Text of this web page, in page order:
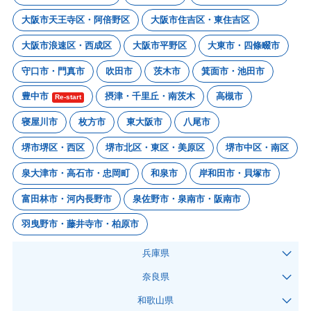
大阪市天王寺区・阿倍野区 大阪市住吉区・東住吉区
大阪市浪速区・西成区 大阪市平野区 大東市・四條畷市
守口市・門真市 吹田市 茨木市 箕面市・池田市
豊中市 Re-start 摂津・千里丘・南茨木 高槻市
寝屋川市 枚方市 東大阪市 八尾市
堺市堺区・西区 堺市北区・東区・美原区 堺市中区・南区
泉大津市・高石市・忠岡町 和泉市 岸和田市・貝塚市
富田林市・河内長野市 泉佐野市・泉南市・阪南市
羽曳野市・藤井寺市・柏原市
兵庫県
奈良県
和歌山県